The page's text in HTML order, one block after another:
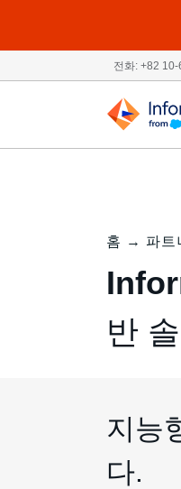
전화: +82
홈 → 파트
반
지능
다.